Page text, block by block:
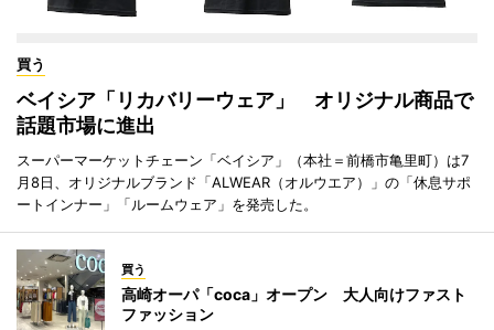
買う
ベイシア「リカバリーウェア」 オリジナル商品で
話題市場に進出
スーパーマーケットチェーン「ベイシア」（本社＝前橋市亀里町）は7
月8日、オリジナルブランド「ALWEAR（オルウエア）」の「休息サポ
ートインナー」「ルームウェア」を発売した。
買う
高崎オーパ「coca」オープン 大人向けファスト
ファッション